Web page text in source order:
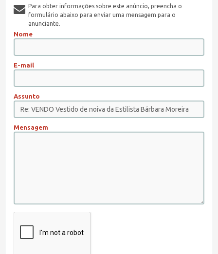
Para obter informações sobre este anúncio, preencha o
formulário abaixo para enviar uma mensagem para o
anunciante.
Nome
E-mail
Assunto
Mensagem